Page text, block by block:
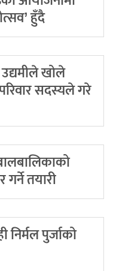
हुँदै
खोले
सदस्यले गरे
गर्ने तयारी
निर्मल पुर्जाको